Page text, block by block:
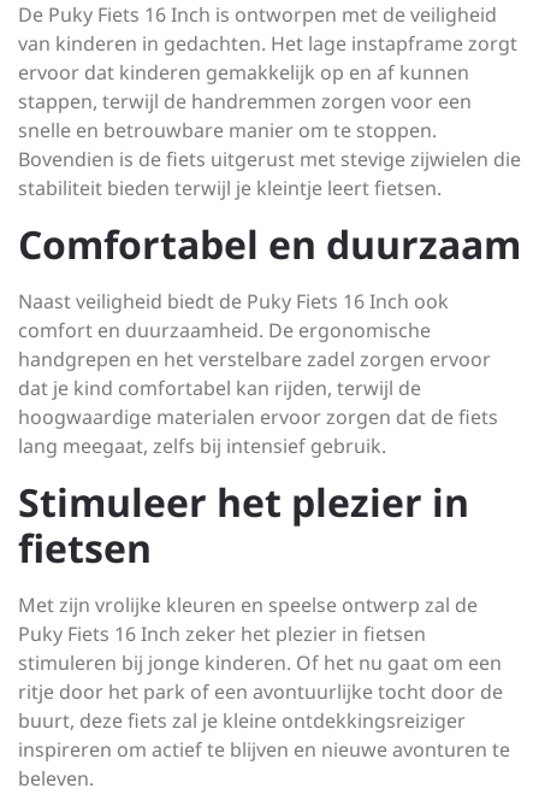
De Puky Fiets 16 Inch is ontworpen met de veiligheid
van kinderen in gedachten. Het lage instapframe zorgt
ervoor dat kinderen gemakkelijk op en af kunnen
stappen, terwijl de handremmen zorgen voor een
snelle en betrouwbare manier om te stoppen.
Bovendien is de fiets uitgerust met stevige zijwielen die
stabiliteit bieden terwijl je kleintje leert fietsen.
Comfortabel en duurzaam
Naast veiligheid biedt de Puky Fiets 16 Inch ook
comfort en duurzaamheid. De ergonomische
handgrepen en het verstelbare zadel zorgen ervoor
dat je kind comfortabel kan rijden, terwijl de
hoogwaardige materialen ervoor zorgen dat de fiets
lang meegaat, zelfs bij intensief gebruik.
Stimuleer het plezier in
fietsen
Met zijn vrolijke kleuren en speelse ontwerp zal de
Puky Fiets 16 Inch zeker het plezier in fietsen
stimuleren bij jonge kinderen. Of het nu gaat om een
ritje door het park of een avontuurlijke tocht door de
buurt, deze fiets zal je kleine ontdekkingsreiziger
inspireren om actief te blijven en nieuwe avonturen te
beleven.